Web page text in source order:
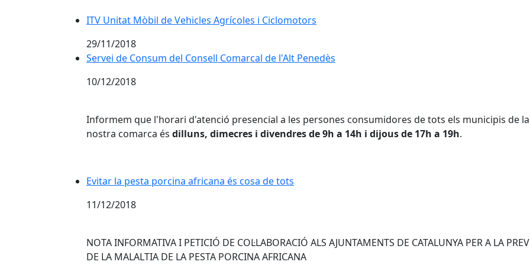
ITV Unitat Mòbil de Vehicles Agrícoles i Ciclomotors
ITV Unitat Mòbil de Vehicles Agrícoles i Ciclomotors
29/11/2018
Servei de Consum del Consell Comarcal de l'Alt Penedès
Servei de Consum del Consell Comarcal de l'Alt Penedès
10/12/2018
Informem que l'horari d'atenció presencial a les persones consumidores de tots els municipis de la
nostra comarca és dilluns, dimecres i divendres de 9h a 14h i dijous de 17h a 19h.
Evitar la pesta porcina africana és cosa de tots
Evitar la pesta porcina africana és cosa de tots
11/12/2018
NOTA INFORMATIVA I PETICIÓ DE COL·LABORACIÓ ALS AJUNTAMENTS DE CATALUNYA PER A LA
DE LA MALALTIA DE LA PESTA PORCINA AFRICANA